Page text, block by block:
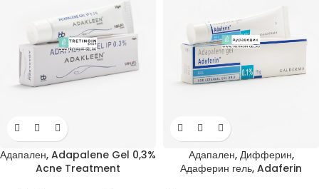
Адапален, Adapalene Gel 0,3%
Acne Treatment
Адапален, Дифферин,
Адаферин гель, Adaferin